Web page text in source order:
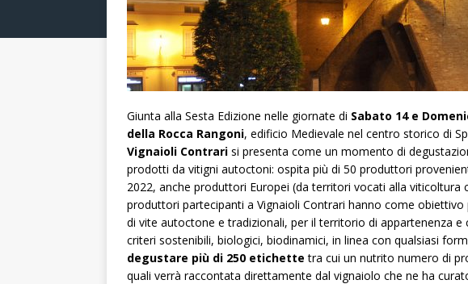
Giunta alla Sesta Edizione nelle giornate di Sabato 14 e
della Rocca Rangoni, edificio Medievale nel centro storico di
Vignaioli Contrari si presenta come un momento di
prodotti da vitigni autoctoni: ospita più di 50 produttori
2022, anche produttori Europei (da territori vocati alla viticoltura
produttori partecipanti a Vignaioli Contrari hanno come
di vite autoctone e tradizionali, per il territorio di appartenenza
criteri sostenibili, biologici, biodinamici, in linea con qualsiasi
degustare più di 250 etichette tra cui un nutrito numero di
quali verrà raccontata direttamente dal vignaiolo che ne ha